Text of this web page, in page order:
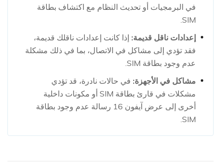
في البرمجيات أو تحديث النظام مع اكتشاف بطاقة
SIM.
إعدادات ناقل قديمة: إذا كانت إعدادات ناقلك قديمة،
فقد تؤدي إلى مشاكل في الاتصال، بما في ذلك مشكلة
عدم وجود بطاقة SIM.
مشاكل في الأجهزة: في حالات نادرة، قد تؤدي
مشكلات في قارئ بطاقة SIM أو مكونات داخلية
أخرى إلى عرض آيفون 16 رسالة عدم وجود بطاقة
SIM.